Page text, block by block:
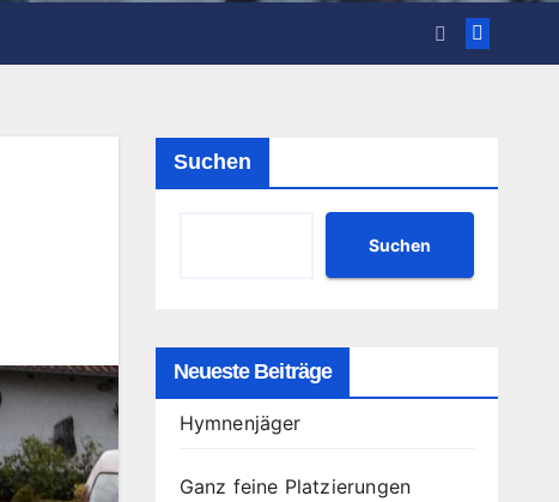
Suchen
Suchen
Neueste Beiträge
Hymnenjäger
Ganz feine Platzierungen